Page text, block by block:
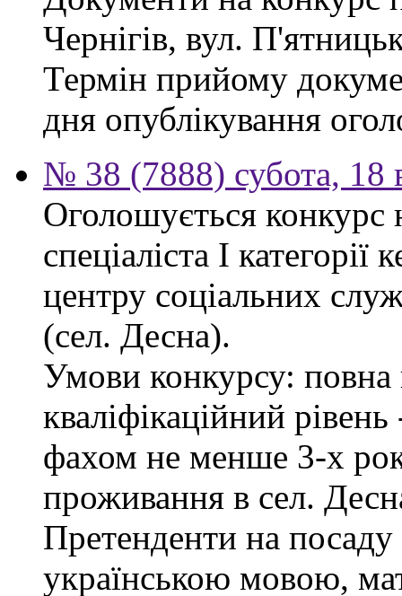
Чернігів, вул.
Термін прийому
дня опублікування
№ 38 (7888) субота, 18
Оголошується конкурс
спеціаліста І категорії
центру соціальних
(сел. Десна).
Умови конкурсу: повна
кваліфікаційний
фахом не менше 3-х
проживання в сел.
Претенденти на посаду
українською мовою,